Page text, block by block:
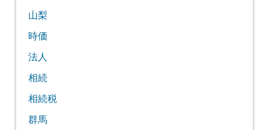
山梨
時価
法人
相続
相続税
群馬